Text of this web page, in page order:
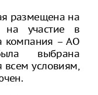
размещена на
на участие в
компания – АО
выбрана
всем условиям,